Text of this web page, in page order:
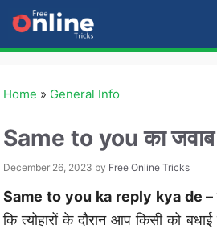
Skip
content
Home » General Info
Same to you का जवाब
December 26, 2023 by Free Online Tricks
Same to you ka reply kya de–
कि त्योहारों के दौरान आप किसी को